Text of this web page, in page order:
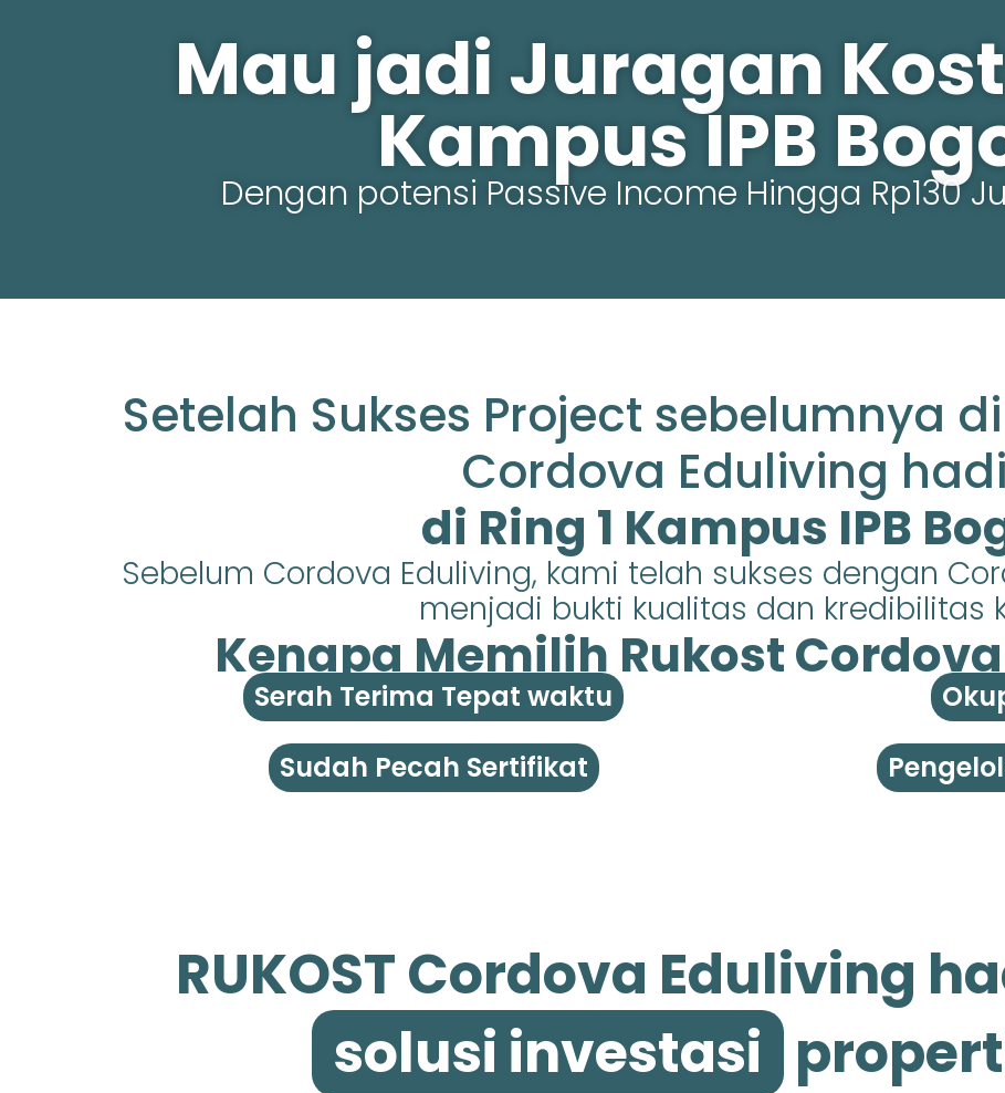
Mau jadi Juragan Kost
Kampus IPB
Dengan potensi Passive Income Hingga Rp130
Setelah Sukses Project sebelumnya
Cordova Eduliving
di Ring 1 Kampus IPB
Sebelum Cordova Eduliving, kami telah sukses dengan
menjadi bukti kualitas dan kredibilitas
Kenapa Memilih Rukost
Serah Terima Tepat waktu
Sudah Pecah Sertifikat
RUKOST Cordova Eduliving
solusi investasi